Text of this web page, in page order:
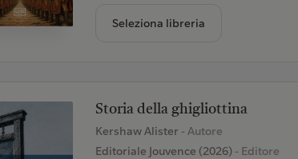
Seleziona libreria
Storia della ghigliottina
Kershaw Alister - Autore
Editoriale Jouvence (2026)- Editore